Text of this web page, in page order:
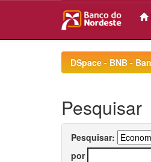
DSpace - BNB -
Pesquisar
Pesquisar:
por